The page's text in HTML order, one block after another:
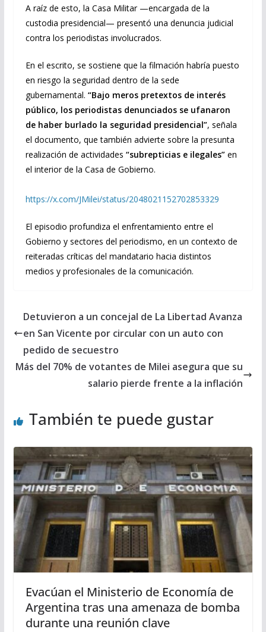
A raíz de esto, la Casa Militar —encargada de la
custodia presidencial— presentó una denuncia judicial
contra los periodistas involucrados.
En el escrito, se sostiene que la filmación habría puesto
en riesgo la seguridad dentro de la sede
gubernamental. “Bajo meros pretextos de interés
público, los periodistas denunciados se ufanaron
de haber burlado la seguridad presidencial”, señala
el documento, que también advierte sobre la presunta
realización de actividades “subrepticias e ilegales”en
el interior de la Casa de Gobierno.
https://x.com/JMilei/status/2048021152702853329
El episodio profundiza el enfrentamiento entre el
Gobierno y sectores del periodismo, en un contexto de
reiteradas críticas del mandatario hacia distintos
medios y profesionales de la comunicación.
Detuvieron a un concejal de La Libertad Avanza
en San Vicente por circular con un auto con
pedido de secuestro
Más del 70% de votantes de Milei asegura que su
salario pierde frente a la inflación
También te puede gustar
Evacúan el Ministerio de Economía de
Argentina tras una amenaza de bomba
durante una reunión clave